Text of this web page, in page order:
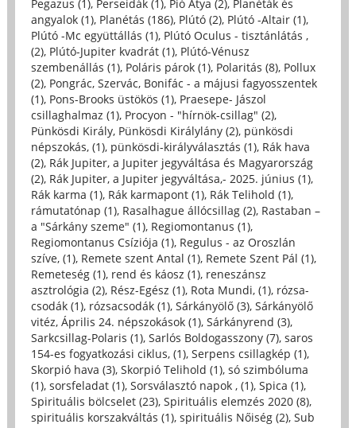
Pegazus (1), Perseidák (1), Pió Atya (2), Planéták és
angyalok (1), Planétás (186), Plútó (2), Plútó -Altair (1),
Plútó -Mc együttállás (1), Plútó Oculus - tisztánlátás ,
(2), Plútó-Jupiter kvadrát (1), Plútó-Vénusz
szembenállás (1), Poláris párok (1), Polaritás (8), Pollux
(2), Pongrác, Szervác, Bonifác - a májusi fagyosszentek
(1), Pons-Brooks üstökös (1), Praesepe- Jászol
csillaghalmaz (1), Procyon - "hírnök-csillag" (2),
Pünkösdi Király, Pünkösdi Királylány (2), pünkösdi
népszokás, (1), pünkösdi-királyválasztás (1), Rák hava
(2), Rák Jupiter, a Jupiter jegyváltása és Magyarország
(2), Rák Jupiter, a Jupiter jegyváltása,- 2025. június (1),
Rák karma (1), Rák karmapont (1), Rák Telihold (1),
rámutatónap (1), Rasalhague állócsillag (2), Rastaban –
a "Sárkány szeme" (1), Regiomontanus (1),
Regiomontanus Csíziója (1), Regulus - az Oroszlán
szíve, (1), Remete szent Antal (1), Remete Szent Pál (1),
Remeteség (1), rend és káosz (1), reneszánsz
asztrológia (2), Rész-Egész (1), Rota Mundi, (1), rózsa-
csodák (1), rózsacsodák (1), Sárkányölő (3), Sárkányölő
vitéz, Április 24. népszokások (1), Sárkányrend (3),
Sarkcsillag-Polaris (1), Sarlós Boldogasszony (7), saros
154-es fogyatkozási ciklus, (1), Serpens csillagkép (1),
Skorpió hava (3), Skorpió Telihold (1), só szimbóluma
(1), sorsfeladat (1), Sorsválasztó napok , (1), Spica (1),
Spirituális bölcselet (23), Spirituális elemzés 2020 (8),
spirituális korszakváltás (1), spirituális Nőiség (2), Sub